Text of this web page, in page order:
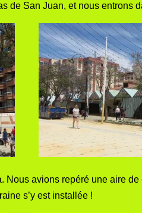
de San Juan, et nous entrons
Nous avions repéré une aire
s’y est installée !